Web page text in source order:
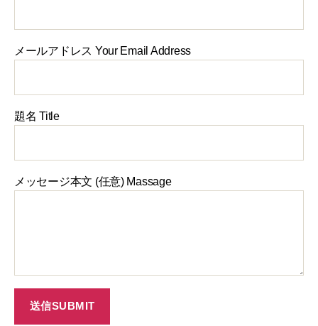
メールアドレス Your Email Address
題名 Title
メッセージ本文 (任意) Massage